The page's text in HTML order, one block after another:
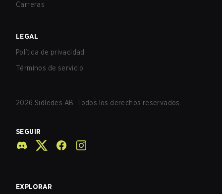
Carreras
LEGAL
Política de privacidad
Términos de servicio
2026 Sidledes AB. Todos los derechos reservados.
SEGUIR
EXPLORAR